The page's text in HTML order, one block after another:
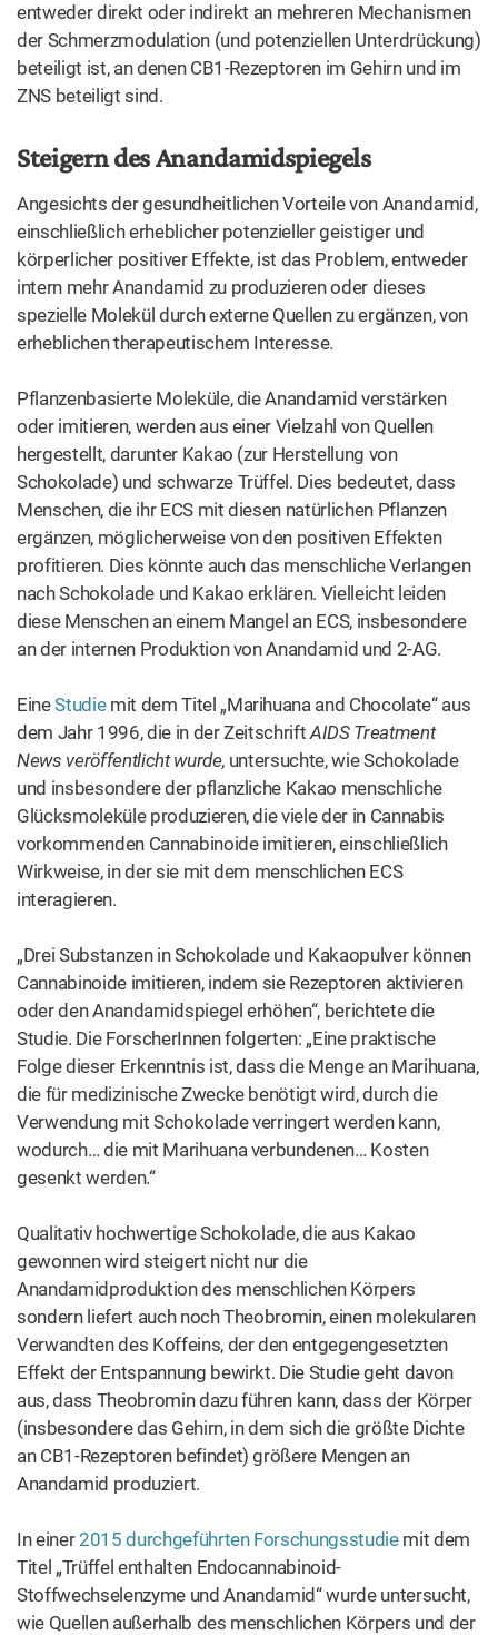
entweder direkt oder indirekt an mehreren Mechanismen
der Schmerzmodulation (und potenziellen Unterdrückung)
beteiligt ist, an denen CB1-Rezeptoren im Gehirn und im
ZNS beteiligt sind.
Steigern des Anandamidspiegels
Angesichts der gesundheitlichen Vorteile von Anandamid,
einschließlich erheblicher potenzieller geistiger und
körperlicher positiver Effekte, ist das Problem, entweder
intern mehr Anandamid zu produzieren oder dieses
spezielle Molekül durch externe Quellen zu ergänzen, von
erheblichen therapeutischem Interesse.
Pflanzenbasierte Moleküle, die Anandamid verstärken
oder imitieren, werden aus einer Vielzahl von Quellen
hergestellt, darunter Kakao (zur Herstellung von
Schokolade) und schwarze Trüffel. Dies bedeutet, dass
Menschen, die ihr ECS mit diesen natürlichen Pflanzen
ergänzen, möglicherweise von den positiven Effekten
profitieren. Dies könnte auch das menschliche Verlangen
nach Schokolade und Kakao erklären. Vielleicht leiden
diese Menschen an einem Mangel an ECS, insbesondere
an der internen Produktion von Anandamid und 2-AG.
EineStudiemit dem Titel „Marihuana and Chocolate“ aus
dem Jahr 1996, die in der ZeitschriftAIDS Treatment
News veröffentlicht wurde, untersuchte, wie Schokolade
und insbesondere der pflanzliche Kakao menschliche
Glücksmoleküle produzieren, die viele der in Cannabis
vorkommenden Cannabinoide imitieren, einschließlich
Wirkweise, in der sie mit dem menschlichen ECS
interagieren.
„Drei Substanzen in Schokolade und Kakaopulver können
Cannabinoide imitieren, indem sie Rezeptoren aktivieren
oder den Anandamidspiegel erhöhen“, berichtete die
Studie. Die ForscherInnen folgerten: „Eine praktische
Folge dieser Erkenntnis ist, dass die Menge an Marihuana,
die für medizinische Zwecke benötigt wird, durch die
Verwendung mit Schokolade verringert werden kann,
wodurch… die mit Marihuana verbundenen… Kosten
gesenkt werden.“
Qualitativ hochwertige Schokolade, die aus Kakao
gewonnen wird steigert nicht nur die
Anandamidproduktion des menschlichen Körpers
sondern liefert auch noch Theobromin, einen molekularen
Verwandten des Koffeins, der den entgegengesetzten
Effekt der Entspannung bewirkt. Die Studie geht davon
aus, dass Theobromin dazu führen kann, dass der Körper
(insbesondere das Gehirn, in dem sich die größte Dichte
an CB1-Rezeptoren befindet) größere Mengen an
Anandamid produziert.
In einer2015 durchgeführten Forschungsstudiemit dem
Titel „Trüffel enthalten Endocannabinoid-
Stoffwechselenzyme und Anandamid“ wurde untersucht,
wie Quellen außerhalb des menschlichen Körpers und der